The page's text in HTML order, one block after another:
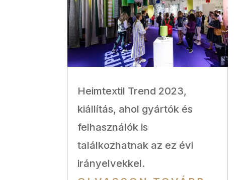
Heimtextil Trend 2023,
kiállítás, ahol gyártók és
felhasználók is
találkozhatnak az ez évi
irányelvekkel.